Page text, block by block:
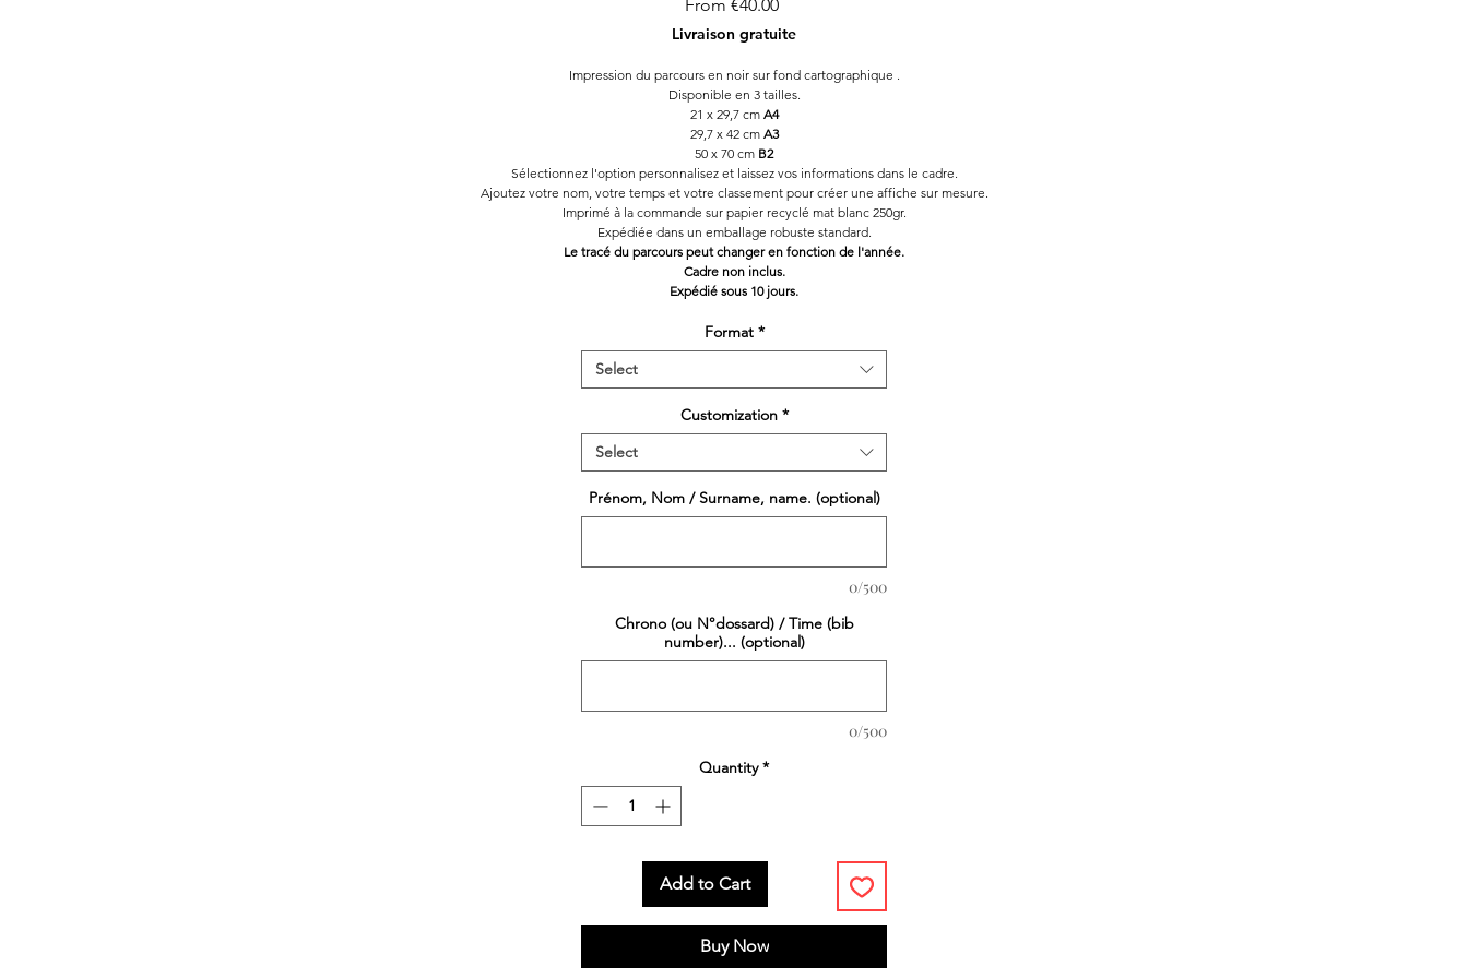
From €40.00
Price
Livraison gratuite
Impression du parcours en noir sur fond cartographique .
Disponible en 3 tailles.
21 x 29,7 cm A4
29,7 x 42 cm A3
50 x 70 cm B2
Sélectionnez l'option personnalisez et laissez vos informations dans le cadre.
Ajoutez votre nom, votre temps et votre classement pour créer une affiche sur mesure.
Imprimé à la commande sur papier recyclé mat blanc 250gr.
Expédiée dans un emballage robuste standard.
Le tracé du parcours peut changer en fonction de l'année.
Cadre non inclus.
Expédié sous 10 jours.
Format *
Select
Customization *
Select
Prénom, Nom / Surname, name. (optional)
0/500
Chrono (ou N°dossard) / Time (bib
number)... (optional)
0/500
Quantity *
Add to Cart
Buy Now